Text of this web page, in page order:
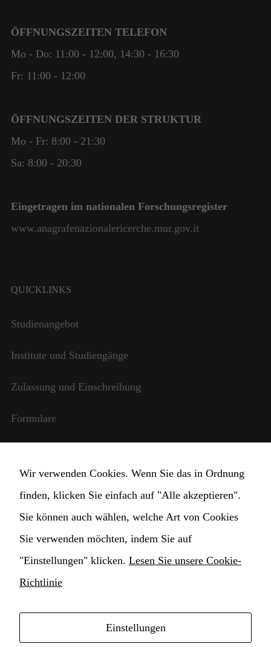
ÖFFNUNGSZEITEN TELEFON
Mo - Do: 11:00 - 12:00, 14:30 - 16:30
Fr: 11:00 - 12:00
ÖFFNUNGSZEITEN DER STRUKTUR
Mo - Fr: 8:00 - 21:30
Sa: 8:00 - 20:30
Eingetragen im nationalen Forschungsregister
www.anagrafenazionalericerche.mur.gov.it
QUICKLINKS
Studienangebot
Institute und Studiengänge
Zulassung und Einschreibung
Formulare
StudentInnen und Lehrpersonal
Transparente Verwaltung
Cookie Einstellungen ändern
Copyright © 2021 Hochschule für Musik
Wir verwenden Cookies. Wenn Sie das in Ordnung
finden, klicken Sie einfach auf "Alle akzeptieren".
Sie können auch wählen, welche Art von Cookies
Sie verwenden möchten, indem Sie auf
"Einstellungen" klicken. Lesen Sie unsere Cookie-
Richtlinie
Einstellungen
Damit wir die
Funktionalität
Struktur der
verbessern
können,
basierend auf
Erlebnis